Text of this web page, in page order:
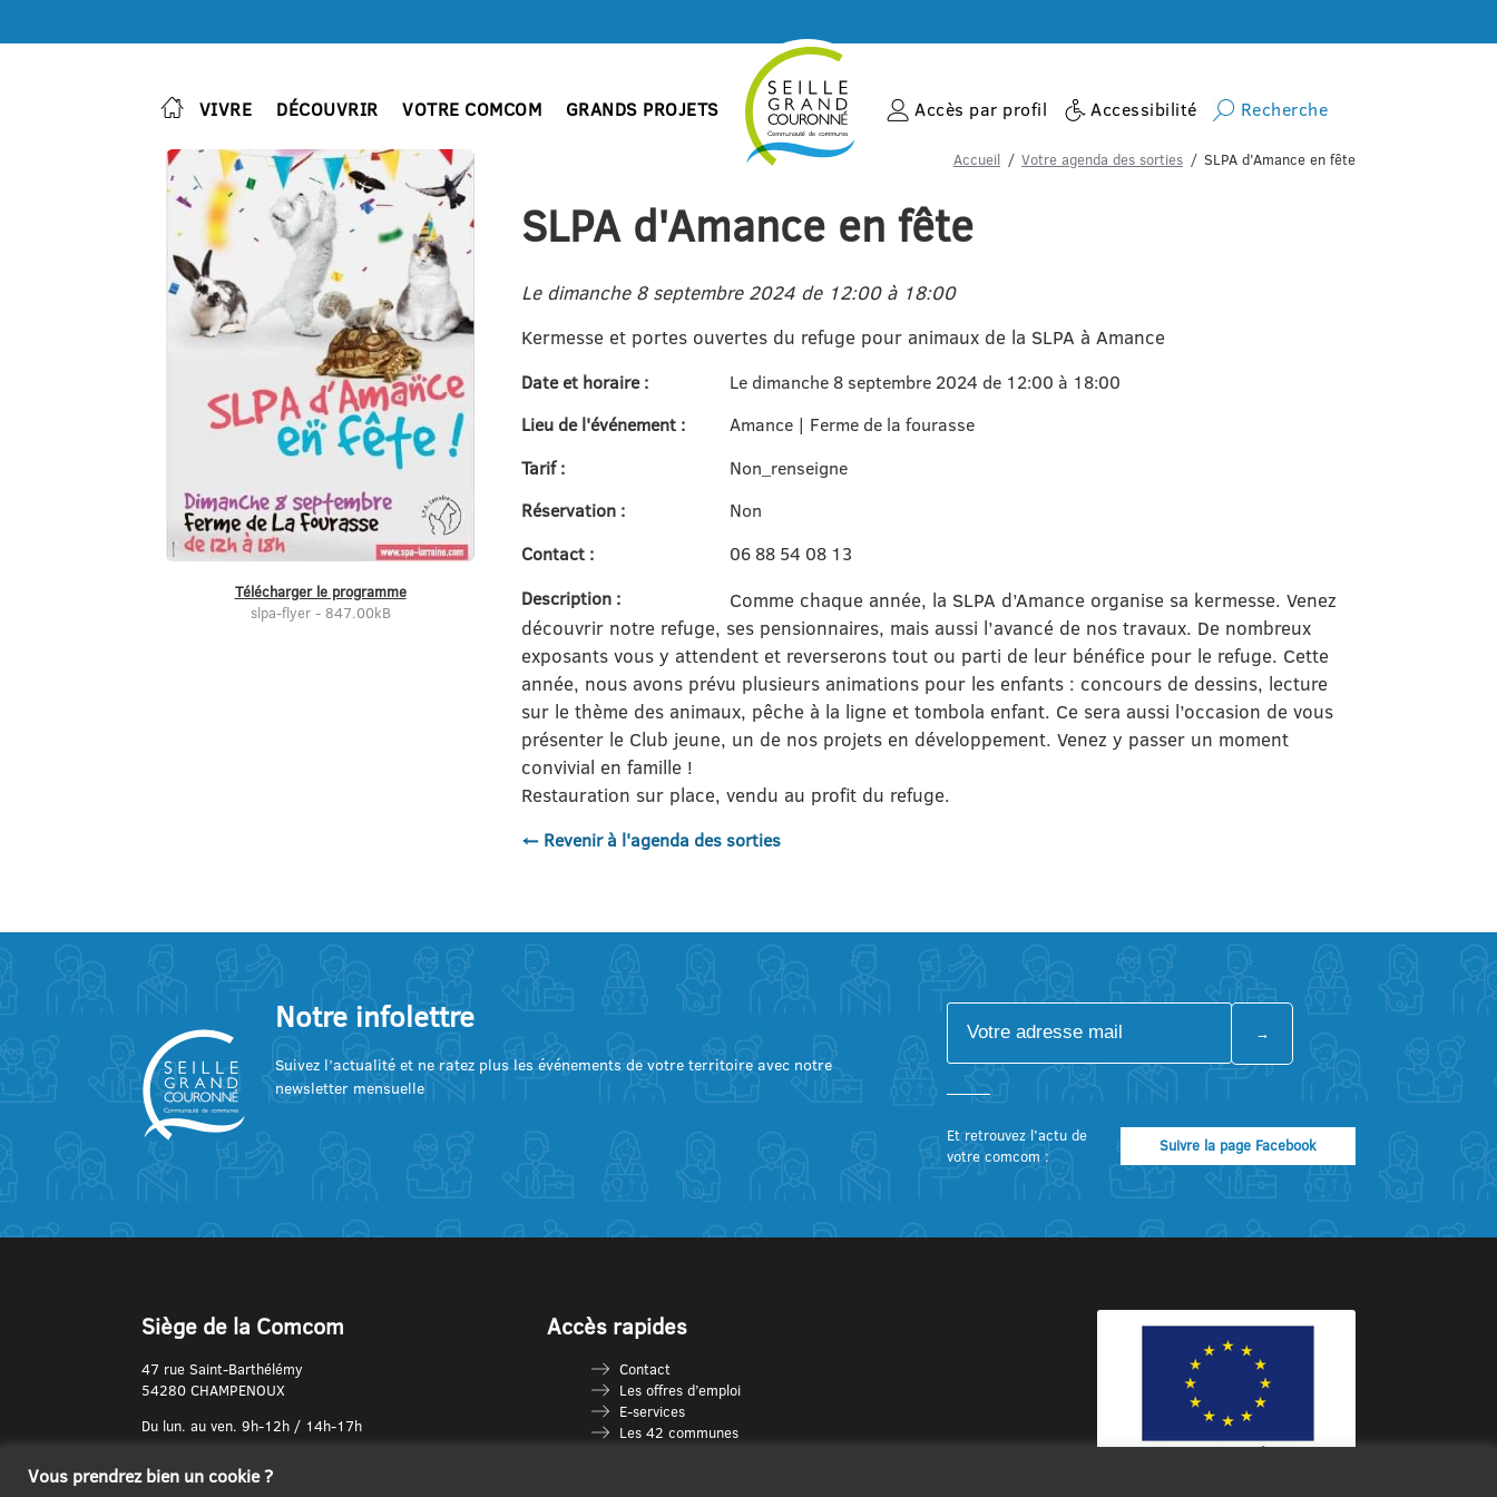
VIVRE DÉCOUVRIR VOTRE COMCOM GRANDS PROJETS Accès par profil Accessibilité Recherche
Télécharger le programme
slpa-flyer - 847.00kB
Accueil Votre agenda des sorties SLPA d'Amance en fête
SLPA d'Amance en fête
Le dimanche 8 septembre 2024 de 12:00 à 18:00
Kermesse et portes ouvertes du refuge pour animaux de la SLPA à Amance
Date et horaire :
Le dimanche 8 septembre 2024 de 12:00 à 18:00
Lieu de l'événement :
Amance | Ferme de la fourasse
Tarif :
Non_renseigne
Réservation :
Non
Contact :
06 88 54 08 13
Description :
Comme chaque année, la SLPA d’Amance organise sa kermesse. Venez
découvrir notre refuge, ses pensionnaires, mais aussi l’avancé de nos travaux. De nombreux
exposants vous y attendent et reverserons tout ou parti de leur bénéfice pour le refuge. Cette
année, nous avons prévu plusieurs animations pour les enfants : concours de dessins, lecture
sur le thème des animaux, pêche à la ligne et tombola enfant. Ce sera aussi l’occasion de vous
présenter le Club jeune, un de nos projets en développement. Venez y passer un moment
convivial en famille !
Restauration sur place, vendu au profit du refuge.
← Revenir à l'agenda des sorties
Notre infolettre
Suivez l’actualité et ne ratez plus les événements de votre territoire avec notre
newsletter mensuelle
Et retrouvez l’actu de
votre comcom :
Suivre la page Facebook
Siège de la Comcom
47 rue Saint-Barthélémy
54280 CHAMPENOUX
Du lun. au ven. 9h-12h / 14h-17h
03 83 31 74 37
Accès rapides
Contact
Les offres d’emploi
E-services
Les 42 communes
Vous prendrez bien un cookie ?